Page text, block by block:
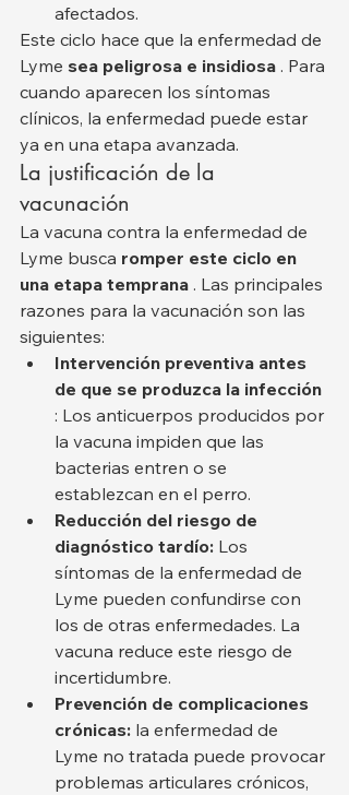
afectados.
Este ciclo hace que la enfermedad de
Lyme sea peligrosa e insidiosa . Para
cuando aparecen los síntomas
clínicos, la enfermedad puede estar
ya en una etapa avanzada.
La justificación de la
vacunación
La vacuna contra la enfermedad de
Lyme busca romper este ciclo en
una etapa temprana . Las principales
razones para la vacunación son las
siguientes:
Intervención preventiva antes
de que se produzca la infección
: Los anticuerpos producidos por
la vacuna impiden que las
bacterias entren o se
establezcan en el perro.
Reducción del riesgo de
diagnóstico tardío: Los
síntomas de la enfermedad de
Lyme pueden confundirse con
los de otras enfermedades. La
vacuna reduce este riesgo de
incertidumbre.
Prevención de complicaciones
crónicas: la enfermedad de
Lyme no tratada puede provocar
problemas articulares crónicos,